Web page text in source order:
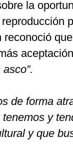
la
de forma
y
y que